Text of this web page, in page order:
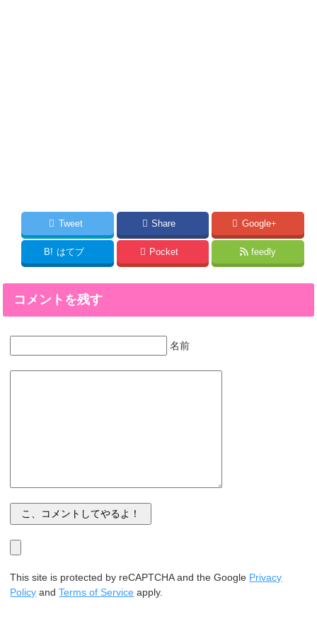
Tweet Share Google+
B! はてブ Pocket feedly
コメントを残す
名前
This site is protected by reCAPTCHA and the Google Privacy
Policy andTerms of Service apply.